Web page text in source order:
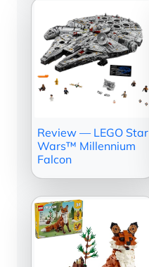
Review — LEGO Star
Wars™ Millennium
Falcon